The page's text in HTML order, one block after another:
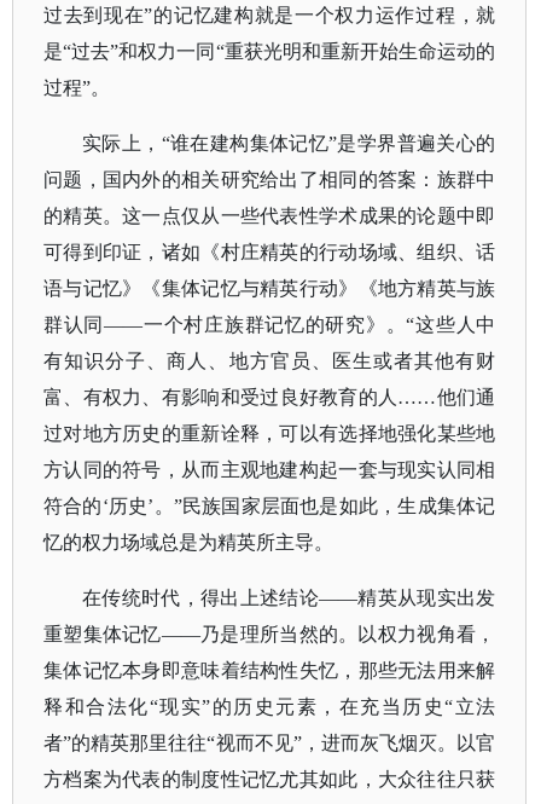
过去到现在”的记忆建构就是一个权力运作过程，就
是“过去”和权力一同“重获光明和重新开始生命运动的
过程”。
实际上， “谁在建构集体记忆”是学界普遍关心的
问题，国内外的相关研究给出了相同的答案：族群中
的精英。这一点仅从一些代表性学术成果的论题中即
可得到印证，诸如《村庄精英的行动场域、组织、话
语与记忆》《集体记忆与精英行动》《地方精英与族
群认同——一个村庄族群记忆的研究》。“这些人中
有知识分子、商人、地方官员、医生或者其他有财
富、有权力、有影响和受过良好教育的人……他们通
过对地方历史的重新诠释，可以有选择地强化某些地
方认同的符号，从而主观地建构起一套与现实认同相
符合的‘历史’。”民族国家层面也是如此，生成集体记
忆的权力场域总是为精英所主导。
在传统时代，得出上述结论——精英从现实出发
重塑集体记忆——乃是理所当然的。
以权力视角看，
集体记忆本身即意味着结构性失忆，那些无法用来解
释和合法化“现实”的历史元素，在充当历史“立法
者”的精英那里往往“视而不见”，进而灰飞烟灭。
以官
方档案为代表的制度性记忆尤其如此，大众往往只获